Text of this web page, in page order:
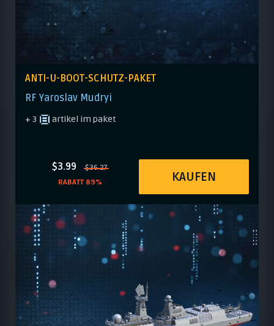
ANTI-U-BOOT-SCHUTZ-PAKET
RF Yaroslav Mudryi
+ 3 artikel im paket
$3.99
$36.27
RABATT 89%
KAUFEN